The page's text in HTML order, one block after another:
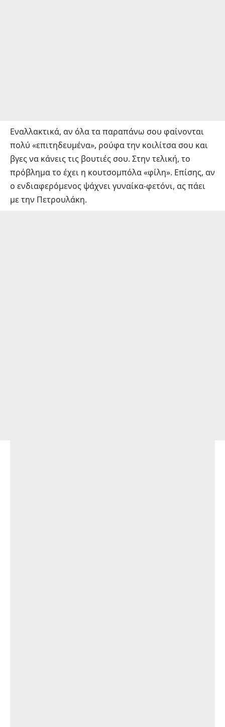
Εναλλακτικά, αν όλα τα παραπάνω σου φαίνονται
πολύ «επιτηδευμένα», ρούφα την κοιλίτσα σου και
βγες να κάνεις τις βουτιές σου. Στην τελική, το
πρόβλημα το έχει η κουτσομπόλα «φίλη». Επίσης, αν
ο ενδιαφερόμενος ψάχνει γυναίκα-φετόνι, ας πάει
με την Πετρουλάκη.